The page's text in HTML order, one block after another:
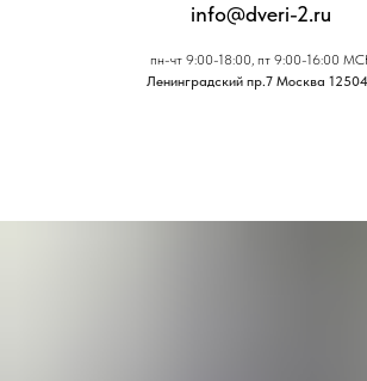
info@dveri-2.ru
пн-чт 9:00-18:00, пт 9:00-16:00
Ленинградский пр.7 Москва